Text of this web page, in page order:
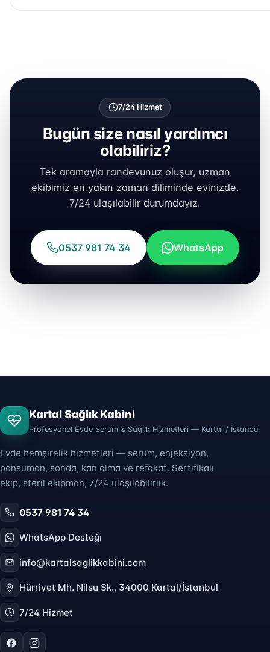
7/24 Hizmet
Bugün size nasıl yardımcı
olabiliriz?
Tek aramayla randevunuz oluşur, uzman
ekibimiz en yakın zaman diliminde evinizde.
7/24 ulaşılabilir durumdayız.
0537 981 74 34 WhatsApp
Kartal Sağlık Kabini
Profesyonel Evde Serum & Sağlık Hizmetleri — Kartal / İstanbul
Evde hemşirelik hizmetleri — serum, enjeksiyon,
pansuman, sonda, kan alma ve refakat. Sertifikalı
ekip, steril ekipman, 7/24 ulaşılabilirlik.
0537 981 74 34
WhatsApp Desteği
info@kartalsaglikkabini.com
Hürriyet Mh. Nilsu Sk., 34000 Kartal/İstanbul
7/24 Hizmet